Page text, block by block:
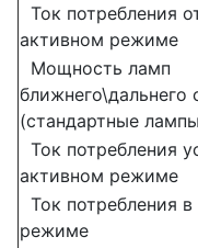
Ток потребления
активном режиме
Мощность ламп
ближнего\дальнего
(стандартные
Ток потребления
активном режиме
Ток потребления
режиме